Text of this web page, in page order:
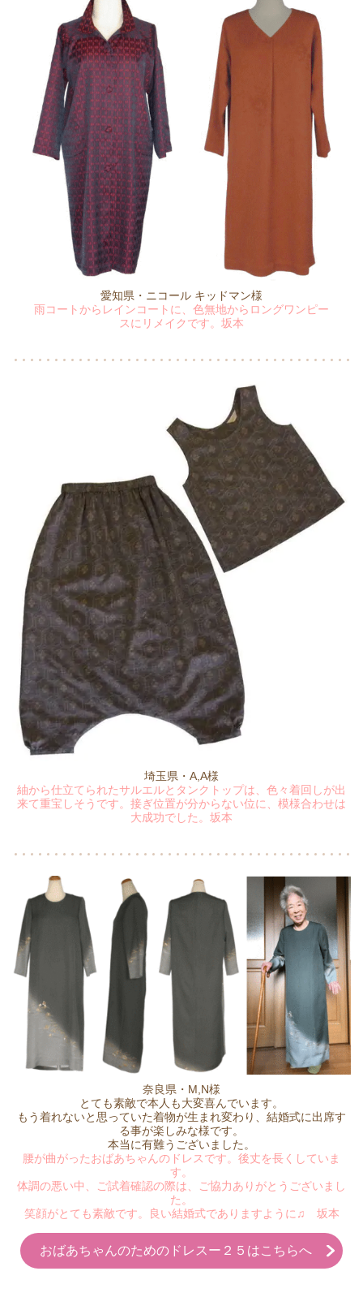
愛知県・ニコール キッドマン様
雨コートからレインコートに、色無地からロングワンピー
スにリメイクです。坂本
埼玉県・A,A様
紬から仕立てられたサルエルとタンクトップは、色々着回しが出
来て重宝しそうです。接ぎ位置が分からない位に、模様合わせは
大成功でした。坂本
奈良県・M,N様
とても素敵で本人も大変喜んでいます。
もう着れないと思っていた着物が生まれ変わり、結婚式に出席す
る事が楽しみな様です。
本当に有難うございました。
腰が曲がったおばあちゃんのドレスです。後丈を長くしていま
す。
体調の悪い中、ご試着確認の際は、ご協力ありがとうございまし
た。
笑顔がとても素敵です。良い結婚式でありますように♫ 坂本
おばあちゃんのためのドレスー２５はこちらへ